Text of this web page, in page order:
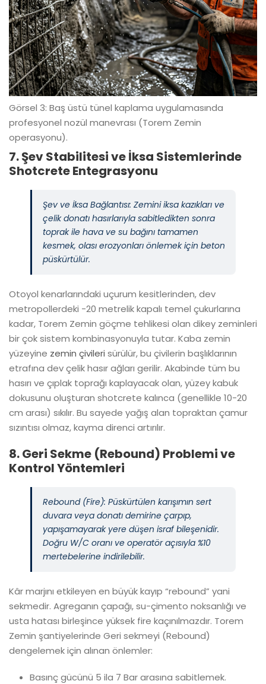
Görsel 3: Baş üstü tünel kaplama uygulamasında
profesyonel nozül manevrası (Torem Zemin
operasyonu).
7. Şev Stabilitesi ve İksa Sistemlerinde
Shotcrete Entegrasyonu
Şev ve İksa Bağlantısı: Zemini iksa kazıkları ve
çelik donatı hasırlarıyla sabitledikten sonra
toprak ile hava ve su bağını tamamen
kesmek, olası erozyonları önlemek için beton
püskürtülür.
Otoyol kenarlarındaki uçurum kesitlerinden, dev
metropollerdeki -20 metrelik kapalı temel çukurlarına
kadar, Torem Zemin göçme tehlikesi olan dikey zeminleri
bir çok sistem kombinasyonuyla tutar. Kaba zemin
yüzeyine zemin çivileri sürülür, bu çivilerin başlıklarının
etrafına dev çelik hasır ağları gerilir. Akabinde tüm bu
hasırı ve çıplak toprağı kaplayacak olan, yüzey kabuk
dokusunu oluşturan shotcrete kalınca (genellikle 10-20
cm arası) sıkılır. Bu sayede yağış alan topraktan çamur
sızıntısı olmaz, kayma direnci artırılır.
8. Geri Sekme (Rebound) Problemi ve
Kontrol Yöntemleri
Rebound (Fire): Püskürtülen karışımın sert
duvara veya donatı demirine çarpıp,
yapışamayarak yere düşen israf bileşenidir.
Doğru W/C oranı ve operatör açısıyla %10
mertebelerine indirilebilir.
Kâr marjını etkileyen en büyük kayıp “rebound” yani
sekmedir. Agreganın çapağı, su-çimento noksanlığı ve
usta hatası birleşince yüksek fire kaçınılmazdır. Torem
Zemin şantiyelerinde Geri sekmeyi (Rebound)
dengelemek için alınan önlemler:
Basınç gücünü 5 ila 7 Bar arasına sabitlemek.